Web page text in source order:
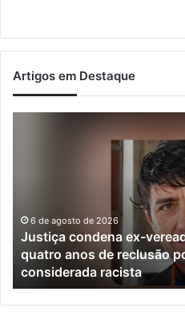
Artigos em Destaque
mais
de
quatro
anos
de
reclusão
6 de agosto de 2026
Justiça condena ex-
quatro anos de reclusão
considerada racista